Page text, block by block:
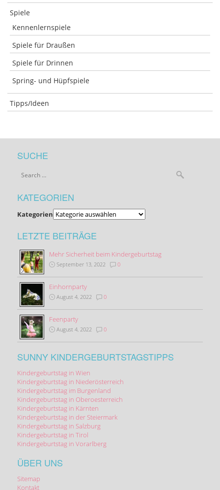
Spiele
Kennenlernspiele
Spiele für Draußen
Spiele für Drinnen
Spring- und Hüpfspiele
Tipps/Ideen
SUCHE
KATEGORIEN
Kategorien
LETZTE BEITRÄGE
Mehr Sicherheit beim Kindergeburtstag
September 13, 2022 0
Einhornparty
August 4, 2022 0
Feenparty
August 4, 2022 0
SUNNY KINDERGEBURTSTAGSTIPPS
Kindergeburtstag in Wien
Kindergeburtstag in Niederösterreich
Kindergeburtstag im Burgenland
Kindergeburtstag in Oberoesterreich
Kindergeburtstag in Kärnten
Kindergeburtstag in der Steiermark
Kindergeburtstag in Salzburg
Kindergeburtstag in Tirol
Kindergeburtstag in Vorarlberg
ÜBER UNS
Sitemap
Kontakt